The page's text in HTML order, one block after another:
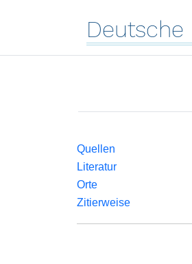
Deutsche
Quellen
Literatur
Orte
Zitierweise